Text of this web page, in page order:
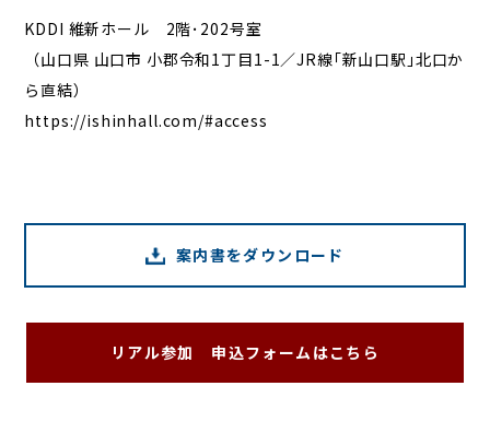
KDDI 維新ホール 2階･202号室
（山口県 山口市 小郡令和1丁目1-1／JR線｢新山口駅｣北口か
ら直結）
https://ishinhall.com/#access
案内書をダウンロード
リアル参加 申込フォームはこちら